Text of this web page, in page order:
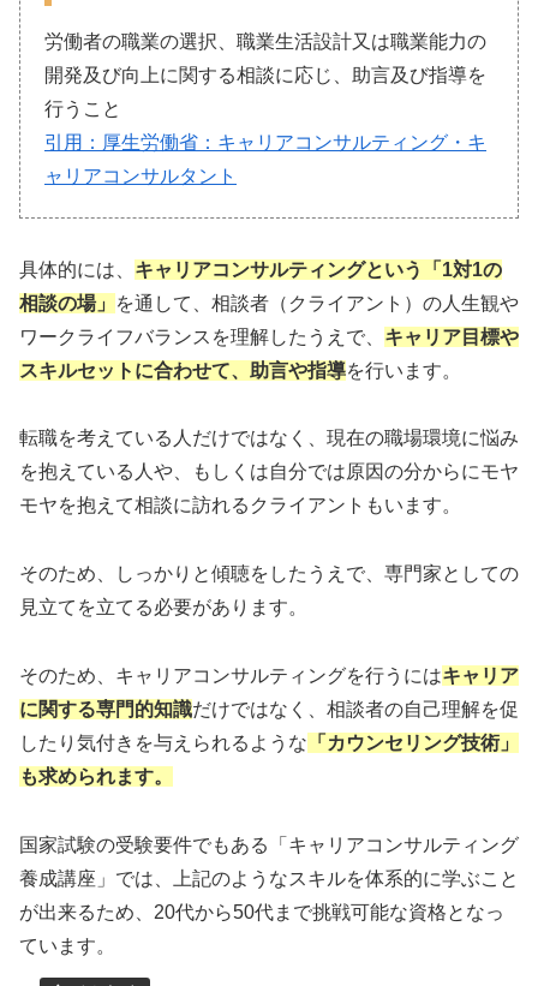
労働者の職業の選択、職業生活設計又は職業能力の
開発及び向上に関する相談に応じ、助言及び指導を
行うこと
引用：厚生労働省：キャリアコンサルティング・キ
ャリアコンサルタント
具体的には、 キャリアコンサルティングという「1対1の
相談の場」
を通して、相談者（クライアント）の人生観や
ワークライフバランスを理解したうえで、 キャリア目標や
スキルセットに合わせて、助言や指導を行います。
転職を考えている人だけではなく、現在の職場環境に悩み
を抱えている人や、もしくは自分では原因の分からにモヤ
モヤを抱えて相談に訪れるクライアントもいます。
そのため、しっかりと傾聴をしたうえで、専門家としての
見立てを立てる必要があります。
そのため、キャリアコンサルティングを行うにはキャリア
に関する専門的知識だけではなく、相談者の自己理解を促
したり気付きを与えられるような 「カウンセリング技術」
も求められます。
国家試験の受験要件でもある「キャリアコンサルティング
養成講座」では、上記のようなスキルを体系的に学ぶこと
が出来るため、20代から50代まで挑戦可能な資格となっ
ています。